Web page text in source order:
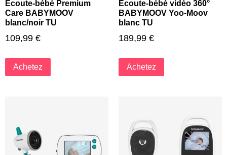
Ecoute-bébé Premium
Care BABYMOOV
blanc/noir TU
109,99 €
Achetez
Ecoute-bébé vidéo 360°
BABYMOOV Yoo-Moov
blanc TU
189,99 €
Achetez